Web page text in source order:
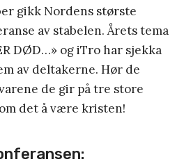
gikk Nordens største
av stabelen. Årets tema
DØD…» og iTro har sjekka
av deltakerne. Hør de
de gir på tre store
det å være kristen!